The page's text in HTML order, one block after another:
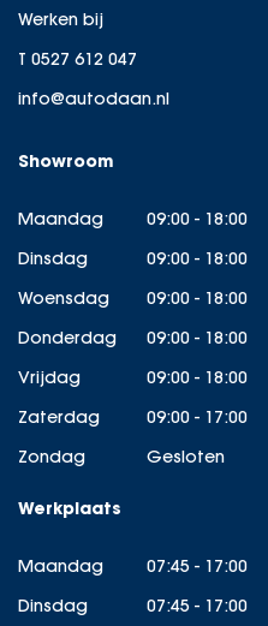
Werken bij
T 0527 612 047
info@autodaan.nl
Showroom
Maandag
09:00 - 18:00
Dinsdag
09:00 - 18:00
Woensdag
09:00 - 18:00
Donderdag
09:00 - 18:00
Vrijdag
09:00 - 18:00
Zaterdag
09:00 - 17:00
Zondag
Gesloten
Werkplaats
Maandag
07:45 - 17:00
Dinsdag
07:45 - 17:00